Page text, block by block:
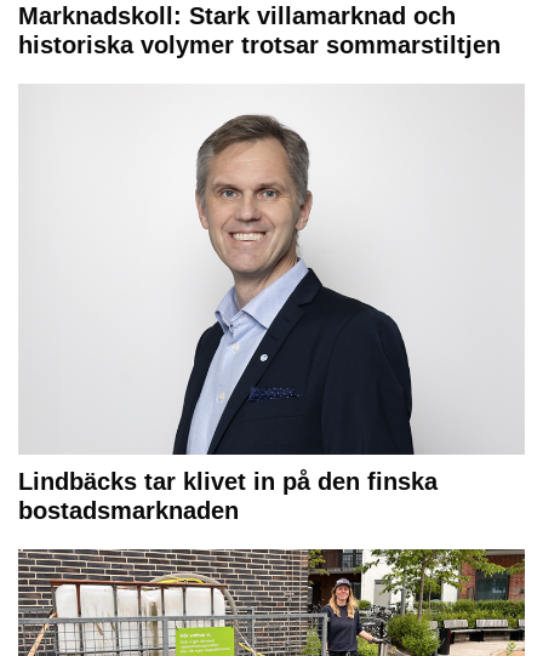
Marknadskoll: Stark villamarknad och
historiska volymer trotsar sommarstiltjen
Lindbäcks tar klivet in på den finska
bostadsmarknaden